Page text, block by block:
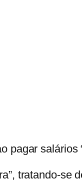
pagar salários
tratando-se